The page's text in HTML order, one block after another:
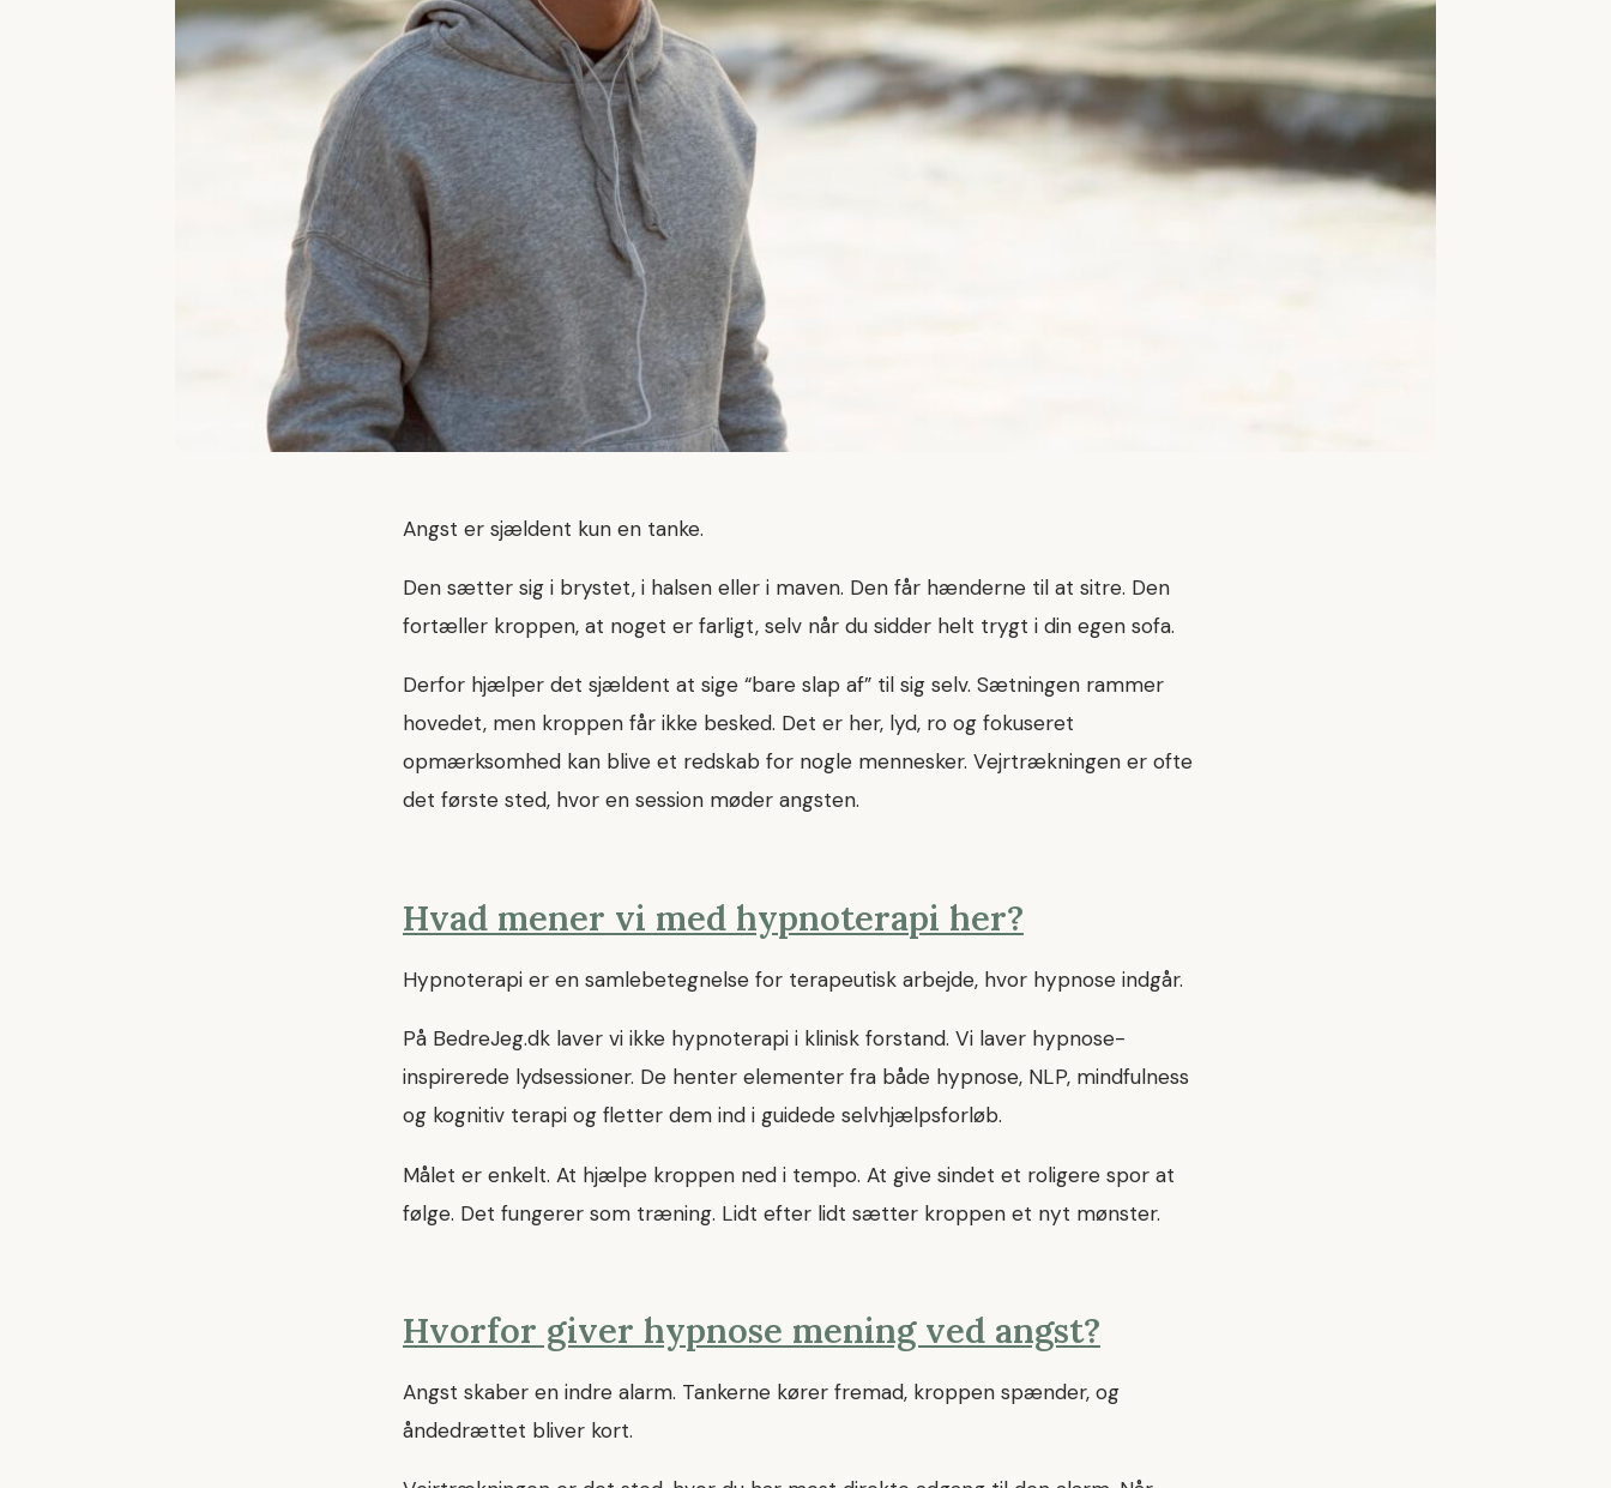
Angst er sjældent kun en tanke.
Den sætter sig i brystet, i halsen eller i maven. Den får hænderne til at sitre. Den
fortæller kroppen, at noget er farligt, selv når du sidder helt trygt i din egen sofa.
Derfor hjælper det sjældent at sige “bare slap af” til sig selv. Sætningen rammer
hovedet, men kroppen får ikke besked. Det er her, lyd, ro og fokuseret
opmærksomhed kan blive et redskab for nogle mennesker. Vejrtrækningen er ofte
det første sted, hvor en session møder angsten.
Hvad mener vi med hypnoterapi her?
Hypnoterapi er en samlebetegnelse for terapeutisk arbejde, hvor hypnose indgår.
På BedreJeg.dk laver vi ikke hypnoterapi i klinisk forstand. Vi laver hypnose-
inspirerede lydsessioner. De henter elementer fra både hypnose, NLP, mindfulness
og kognitiv terapi og fletter dem ind i guidede selvhjælpsforløb.
Målet er enkelt. At hjælpe kroppen ned i tempo. At give sindet et roligere spor at
følge. Det fungerer som træning. Lidt efter lidt sætter kroppen et nyt mønster.
Hvorfor giver hypnose mening ved angst?
Angst skaber en indre alarm. Tankerne kører fremad, kroppen spænder, og
åndedrættet bliver kort.